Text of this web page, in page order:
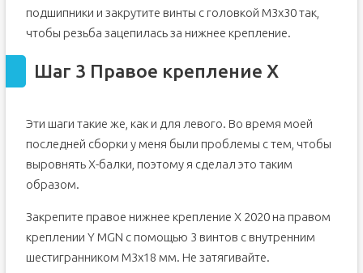
подшипники и закрутите винты с головкой M3x30 так,
чтобы резьба зацепилась за нижнее крепление.
Шаг 3 Правое крепление X
Эти шаги такие же, как и для левого. Во время моей
последней сборки у меня были проблемы с тем, чтобы
выровнять X-балки, поэтому я сделал это таким
образом.
Закрепите правое нижнее крепление X 2020 на правом
креплении Y MGN с помощью 3 винтов с внутренним
шестигранником M3x18 мм. Не затягивайте.